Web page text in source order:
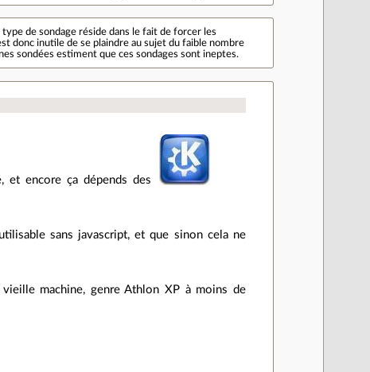
de sondage réside dans le fait de forcer les
donc inutile de se plaindre au sujet du faible nombre
sondées estiment que ces sondages sont ineptes.
et encore ça dépends des
sans javascript, et que sinon cela ne
machine, genre Athlon XP à moins de